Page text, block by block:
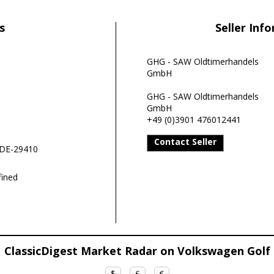
29410
Seller
GHG - SAW Oldtimerhandels
GmbH
GHG - SAW Oldtimerhandels
GmbH
+49 (0)3901 476012441
Contact Seller
ClassicDigest Market Radar on Volkswagen Golf